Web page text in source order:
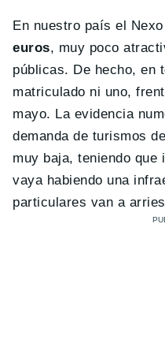
En nuestro país el
euros, muy poco
públicas. De hecho, en
matriculado ni uno,
mayo. La evidencia
demanda de turismos
muy baja, teniendo
vaya habiendo una
particulares van a